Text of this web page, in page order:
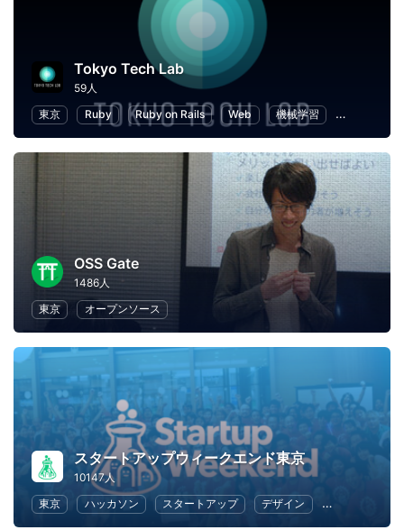
Tokyo Tech Lab
59人
東京
Ruby Ruby on Rails Web 機械学習 ブロックチ
OSS Gate
1486人
東京
オープンソース
スタートアップウィークエンド東京
10147人
東京
ハッカソン スタートアップ デザイン マーケティング